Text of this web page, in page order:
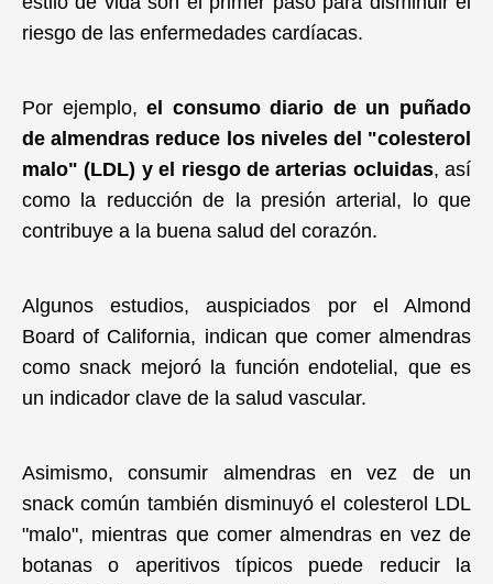
riesgo de las enfermedades cardíacas.
Por ejemplo,el consumo diario de un puñado
de almendras reduce los niveles del "colesterol
malo" (LDL) y el riesgo de arterias ocluidas, así
como la reducción de la presión arterial, lo que
contribuye a la buena salud del corazón.
Algunos estudios, auspiciados por el Almond
Board of California, indican que comer almendras
como snack mejoró la función endotelial, que es
un indicador clave de la salud vascular.
Asimismo, consumir almendras en vez de un
snack común también disminuyó el colesterol LDL
"malo", mientras que comer almendras en vez de
botanas o aperitivos típicos puede reducir la